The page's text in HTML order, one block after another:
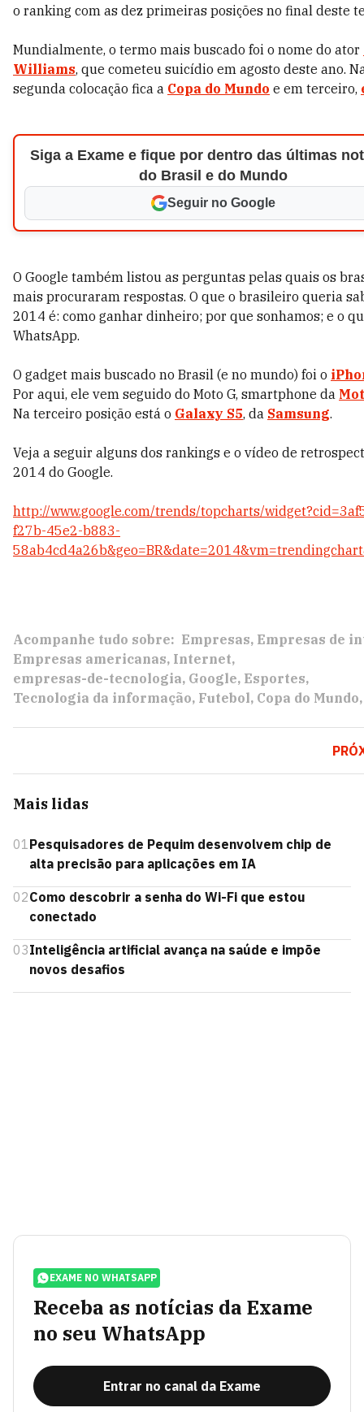
o ranking com as dez primeiras posições no final deste
Mundialmente, o termo mais buscado foi o nome do ator
Williams, que cometeu suicídio em agosto deste ano.
segunda colocação fica a Copa do Mundo e em terceiro,
Siga a Exame e fique por dentro das últimas
do Brasil e do Mundo
Seguir no Google
O Google também listou as perguntas pelas quais os
mais procuraram respostas. O que o brasileiro queria
2014 é: como ganhar dinheiro; por que sonhamos; e o
WhatsApp.
O gadget mais buscado no Brasil (e no mundo) foi o
Por aqui, ele vem seguido do Moto G, smartphone da
Na terceiro posição está o Galaxy S5, da Samsung.
Veja a seguir alguns dos rankings e o vídeo de
2014 do Google.
http://www.google.com/trends/topcharts/
f27b-45e2-b883-
Acompanhe tudo sobre: Empresas Empresas de
Empresas americanas Internet
empresas-de-tecnologia Google Esportes
Tecnologia da informação Futebol Copa do Mundo
Mais lidas
01Pesquisadores de Pequim desenvolvem chip de
alta precisão para aplicações em IA
02Como descobrir a senha do Wi-Fi que estou
conectado
03Inteligência artificial avança na saúde e impõe
novos desafios
EXAME NO WHATSAPP
Receba as notícias da Exame
no seu WhatsApp
Entrar no canal da Exame